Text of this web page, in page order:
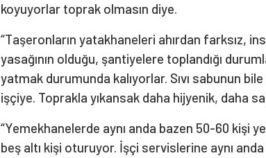
koyuyorlar toprak olmasın diye.
“Taşeronların yatakhaneleri ahırdan farksız,
yasağının olduğu, şantiyelere toplandığı
yatmak durumunda kalıyorlar. Sıvı sabunun
işçiye. Toprakla yıkansak daha hijyenik, daha
“Yemekhanelerde aynı anda bazen 50-60 kişi
beş altı kişi oturuyor. İşçi servislerine aynı